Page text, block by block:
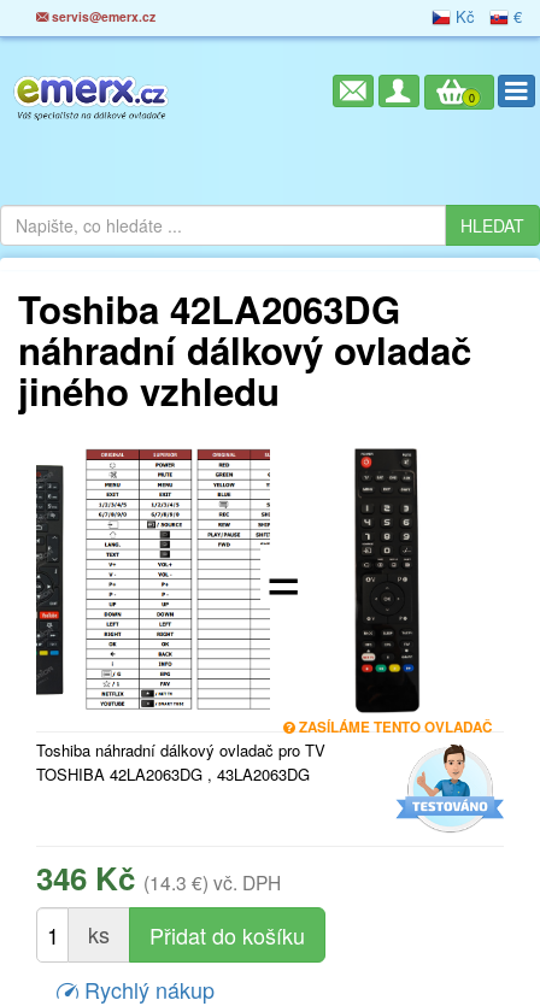
servis@emerx.cz Kč €
0
Toshiba 42LA2063DG
náhradní dálkový ovladač
jiného vzhledu
=
ZASÍLÁME TENTO OVLADAČ
Toshiba náhradní dálkový ovladač pro TV
TOSHIBA 42LA2063DG , 43LA2063DG
346 Kč (14.3 €) vč. DPH
ks
Rychlý nákup